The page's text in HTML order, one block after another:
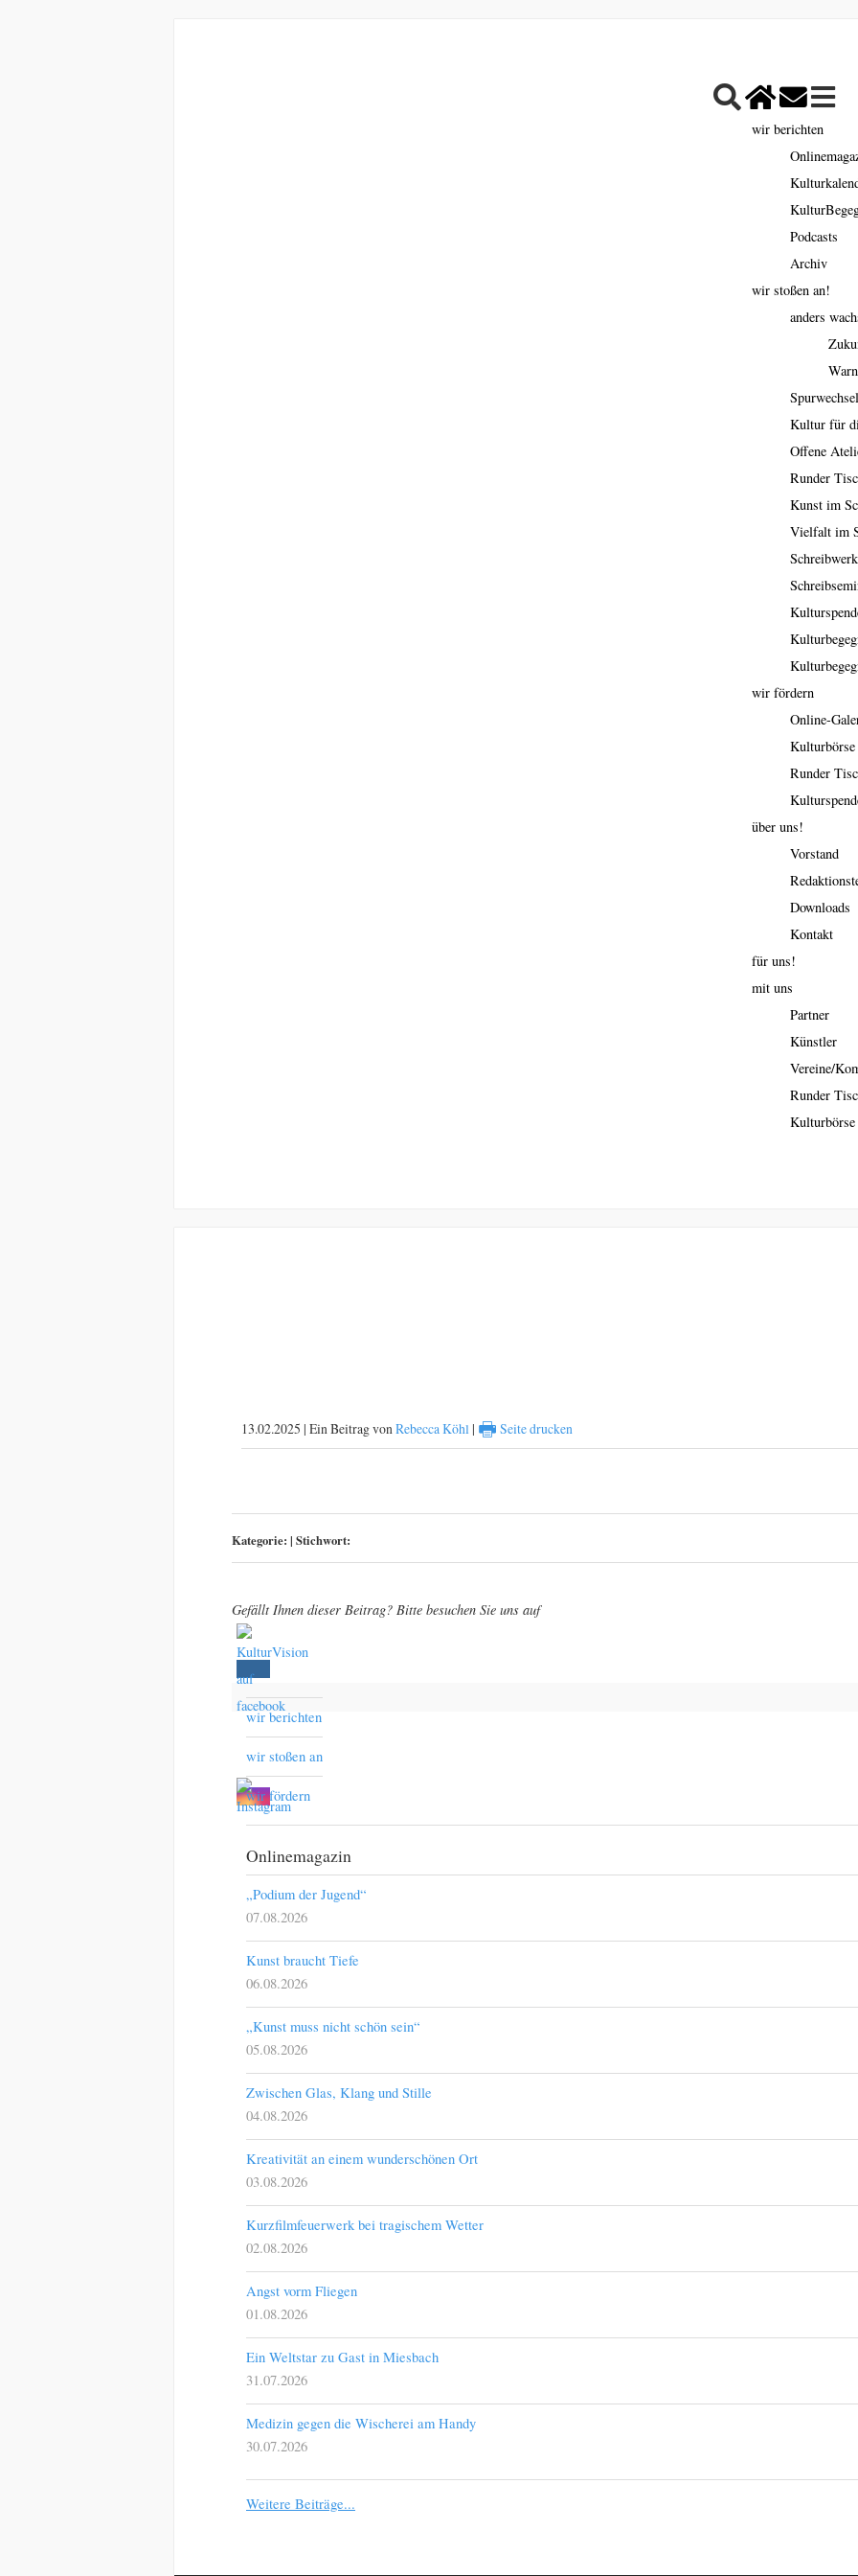
wir berichten
Podcasts
Archiv
wir stoßen an!
anders
Spurwechsel
Kultur für
Offene
Runder
Kunst im
Vielfalt im
wir fördern
Online-
Kulturbörse
Runder
über uns!
Vorstand
Downloads
Kontakt
für uns!
mit uns
Partner
Künstler
Vereine/
Runder
Kulturbörse
13.02.2025 | Ein Beitrag vonRebecca Köhl | 🖶 Seite drucken
Kategorie: | Stichwort:
Gefällt Ihnen dieser Beitrag? Bitte besuchen Sie uns auf
wir berichten
wir stoßen an
wir fördern
Onlinemagazin
„Podium der Jugend“
07.08.2026
Kunst braucht Tiefe
06.08.2026
„Kunst muss nicht schön sein“
05.08.2026
Zwischen Glas, Klang und Stille
04.08.2026
Kreativität an einem wunderschönen Ort
03.08.2026
Kurzfilmfeuerwerk bei tragischem Wetter
02.08.2026
Angst vorm Fliegen
01.08.2026
Ein Weltstar zu Gast in Miesbach
31.07.2026
Medizin gegen die Wischerei am Handy
30.07.2026
Weitere Beiträge...